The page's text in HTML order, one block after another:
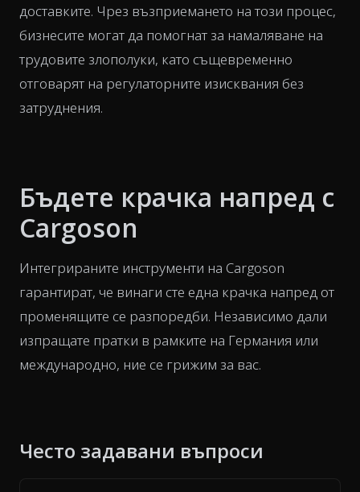
доставките. Чрез възприемането на този процес,
бизнесите могат да помогнат за намаляване на
трудовите злополуки, като същевременно
отговарят на регулаторните изисквания без
затруднения.
Бъдете крачка напред с
Cargoson
Интегрираните инструменти на Cargoson
гарантират, че винаги сте една крачка напред от
променящите се разпоредби. Независимо дали
изпращате пратки в рамките на Германия или
международно, ние се грижим за вас.
Често задавани въпроси